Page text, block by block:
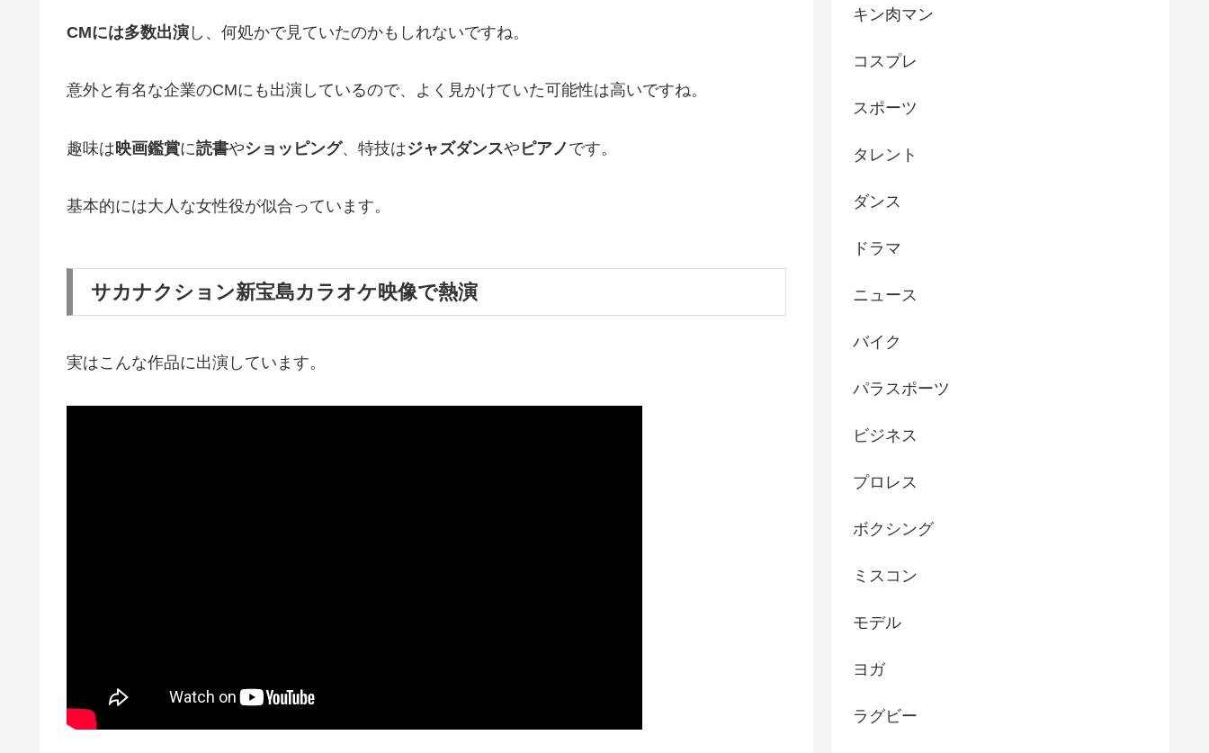
CMには多数出演 し、何処かで見ていたのかもしれないですね。
意外と有名な企業のCMにも出演しているので、よく見かけていた可能性は高いですね。
趣味は 映画鑑賞に読書やショッピング、特技はジャズダンスや ピアノ です。
基本的には大人な女性役が似合っています。
サカナクション新宝島カラオケ映像で熱演
実はこんな作品に出演しています。
キン肉マン
コスプレ
スポーツ
タレント
ダンス
ドラマ
ニュース
バイク
パラスポーツ
ビジネス
プロレス
ボクシング
ミスコン
モデル
ヨガ
ラグビー